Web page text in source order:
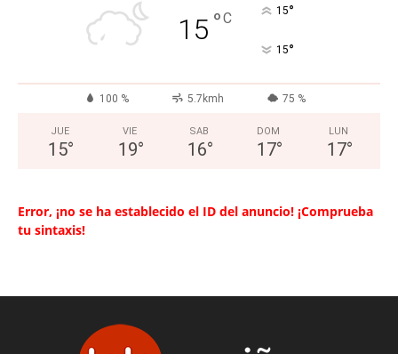
15 °C 15°
15°
100 % 5.7kmh 75 %
JUE
15°
VIE
19°
SAB
16°
DOM
17°
LUN
17°
Error, ¡no se ha establecido el ID del anuncio! ¡Comprueba
tu sintaxis!